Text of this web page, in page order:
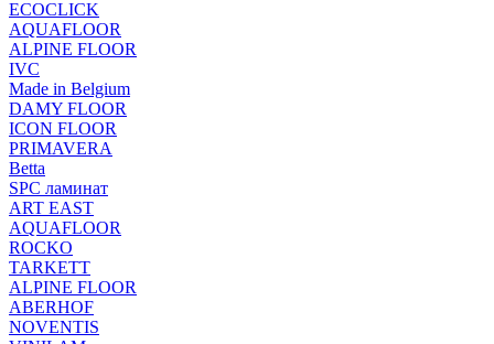
ECOCLICK
AQUAFLOOR
ALPINE FLOOR
IVC
Made in Belgium
DAMY FLOOR
ICON FLOOR
PRIMAVERA
Betta
SPC ламинат
ART EAST
AQUAFLOOR
ROCKO
TARKETT
ALPINE FLOOR
ABERHOF
NOVENTIS